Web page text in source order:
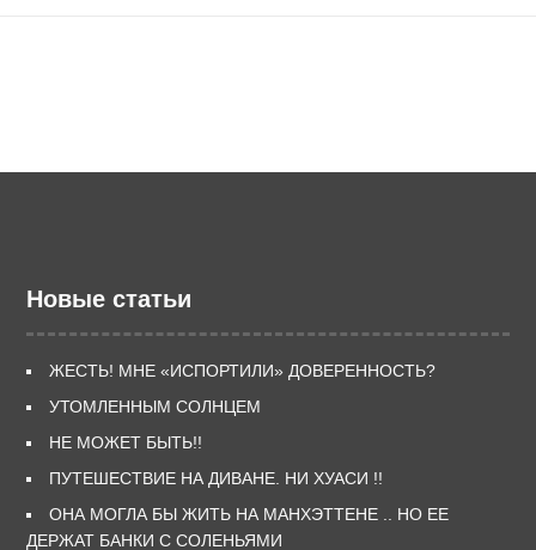
Новые статьи
ЖЕСТЬ! МНЕ «ИСПОРТИЛИ» ДОВЕРЕННОСТЬ?
УТОМЛЕННЫМ СОЛНЦЕМ
НЕ МОЖЕТ БЫТЬ!!
ПУТЕШЕСТВИЕ НА ДИВАНЕ. НИ ХУАСИ !!
ОНА МОГЛА БЫ ЖИТЬ НА МАНХЭТТЕНЕ .. НО ЕЕ
ДЕРЖАТ БАНКИ С СОЛЕНЬЯМИ